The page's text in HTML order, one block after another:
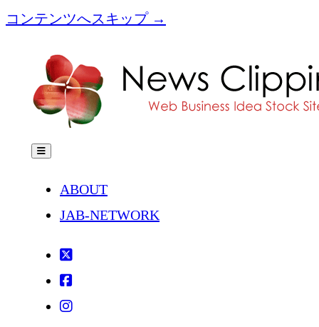
コンテンツへスキップ →
[NC]News
Clipping
メ
ABOUT
JAB-NETWORK
twitter
instagram